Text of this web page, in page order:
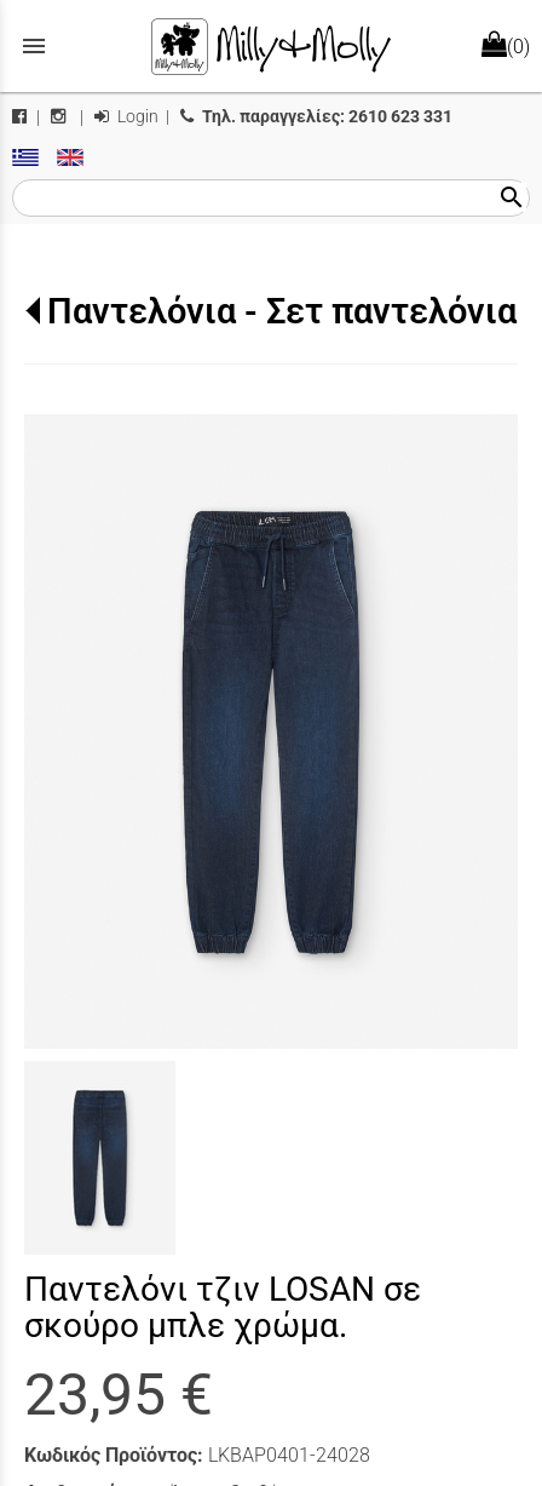
menu (0)
| | Login | Τηλ. παραγγελίες: 2610 623 331
search
Παντελόνια - Σετ παντελόνια
Παντελόνι τζιν LOSAN σε
σκούρο μπλε χρώμα.
23,95 €
Κωδικός Προϊόντος: LKBAP0401-24028